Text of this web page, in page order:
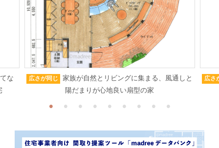
な
広さが同じ
家族が自然とリビングに集まる、風通しと
陽だまりが心地良い扇型の家
広さ